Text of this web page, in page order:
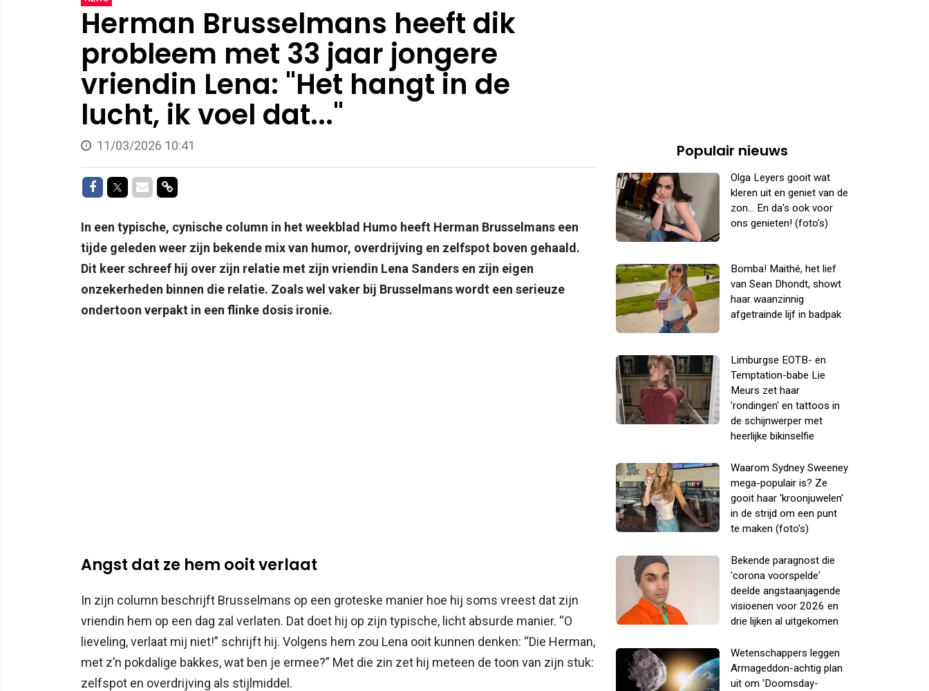
Herman Brusselmans heeft dik
probleem met 33 jaar jongere
vriendin Lena: "Het hangt in de
lucht, ik voel dat..."
11/03/2026 10:41
Delen op Facebook
Delen op Twitter
Delen via Mail
Delen via link
In een typische, cynische column in het weekblad Humo heeft Herman Brusselmans een
tijde geleden weer zijn bekende mix van humor, overdrijving en zelfspot boven gehaald.
Dit keer schreef hij over zijn relatie met zijn vriendin Lena Sanders en zijn eigen
onzekerheden binnen die relatie. Zoals wel vaker bij Brusselmans wordt een serieuze
ondertoon verpakt in een flinke dosis ironie.
Angst dat ze hem ooit verlaat
In zijn column beschrijft Brusselmans op een groteske manier hoe hij soms vreest dat zijn
vriendin hem op een dag zal verlaten. Dat doet hij op zijn typische, licht absurde manier. “O
lieveling, verlaat mij niet!” schrijft hij. Volgens hem zou Lena ooit kunnen denken: “Die Herman,
met z’n pokdalige bakkes, wat ben je ermee?” Met die zin zet hij meteen de toon van zijn stuk:
zelfspot en overdrijving als stijlmiddel.
Populair nieuws
Olga Leyers gooit wat
kleren uit en geniet van de
zon... En da's ook voor
ons genieten! (foto's)
Bomba! Maithé, het lief
van Sean Dhondt, showt
haar waanzinnig
afgetrainde lijf in badpak
Limburgse EOTB- en
Temptation-babe Lie
Meurs zet haar
'rondingen' en tattoos in
de schijnwerper met
heerlijke bikinselfie
Waarom Sydney Sweeney
mega-populair is? Ze
gooit haar 'kroonjuwelen'
in de strijd om een punt
te maken (foto's)
Bekende paragnost die
'corona voorspelde'
deelde angstaanjagende
visioenen voor 2026 en
drie lijken al uitgekomen
Wetenschappers leggen
Armageddon-achtig plan
uit om 'Doomsday-